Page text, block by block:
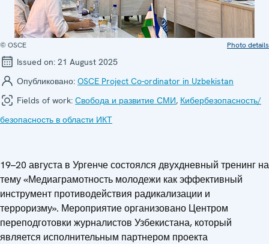
© OSCE Photo details
Issued on: 21 August 2025
Опубликовано: OSCE Project Co-ordinator in Uzbekistan
Fields of work: Свобода и развитие СМИ, Кибербезопасность/
безопасность в области ИКТ
19–20 августа в Ургенче состоялся двухдневный тренинг на
тему «Медиаграмотность молодежи как эффективный
инструмент противодействия радикализации и
терроризму». Мероприятие организовано Центром
переподготовки журналистов Узбекистана, который
является исполнительным партнером проекта